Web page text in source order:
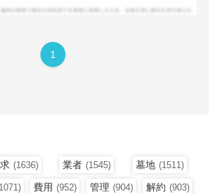
1
(1636) 業者 (1545) 墓地 (1511)
費用 (952) 管理 (904) 解約 (903)